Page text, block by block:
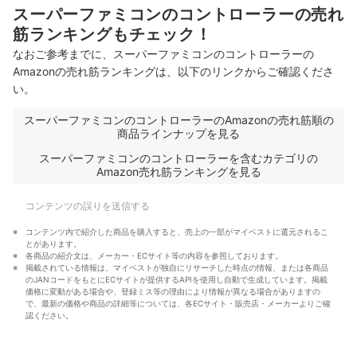
スーパーファミコンのコントローラーの売れ
筋ランキングもチェック！
なおご参考までに、スーパーファミコンのコントローラーの
Amazonの売れ筋ランキングは、以下のリンクからご確認くださ
い。
スーパーファミコンのコントローラーのAmazonの売れ筋順の
商品ラインナップを見る
スーパーファミコンのコントローラーを含むカテゴリの
Amazon売れ筋ランキングを見る
コンテンツの誤りを送信する
コンテンツ内で紹介した商品を購入すると、売上の一部がマイベストに還元されるこ
とがあります。
各商品の紹介文は、メーカー・ECサイト等の内容を参照しております。
掲載されている情報は、マイベストが独自にリサーチした時点の情報、または各商品
のJANコードをもとにECサイトが提供するAPIを使用し自動で生成しています。掲載
価格に変動がある場合や、登録ミス等の理由により情報が異なる場合がありますの
で、最新の価格や商品の詳細等については、各ECサイト・販売店・メーカーよりご確
認ください。